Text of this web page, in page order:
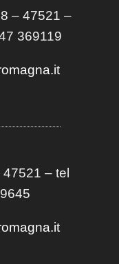
– 47521 –
369119
– tel